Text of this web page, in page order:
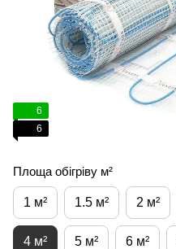
6
6
Площа обігріву м²
1 м² 1.5 м² 2 м²
4 м² 5 м² 6 м²